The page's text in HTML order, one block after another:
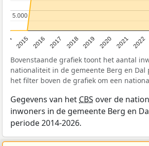
2015 2016 2017 2018 2019 2020 2021 2022
5.000
5.000
Bovenstaande grafiek toont het aantal
nationaliteit in de gemeente Berg en Dal
het filter boven de grafiek om een
Gegevens van het CBS over de
inwoners in de gemeente Berg en
periode 2014-2026.